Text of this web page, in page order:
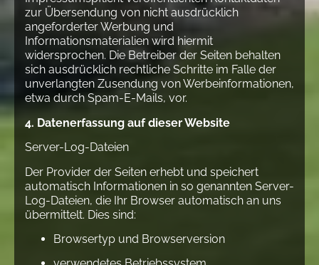
zur Übersendung von nicht ausdrücklich
angeforderter Werbung und
Informationsmaterialien wird hiermit
widersprochen. Die Betreiber der Seiten behalten
sich ausdrücklich rechtliche Schritte im Falle der
unverlangten Zusendung von Werbeinformationen,
etwa durch Spam-E-Mails, vor.
4. Datenerfassung auf dieser Website
Server-Log-Dateien
Der Provider der Seiten erhebt und speichert
automatisch Informationen in so genannten Server-
Log-Dateien, die Ihr Browser automatisch an uns
übermittelt. Dies sind:
Browsertyp und Browserversion